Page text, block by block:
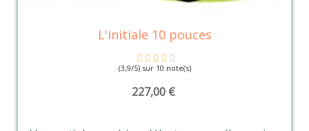
L'initiale 10 pouces
(3,9/5) sur 10 note(s)
227,00 €